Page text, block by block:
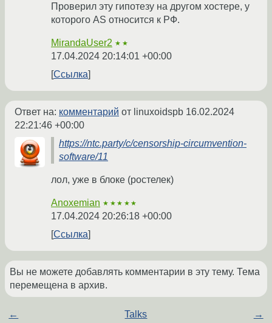
Проверил эту гипотезу на другом хостере, у
которого AS относится к РФ.
MirandaUser2 ★★
17.04.2024 20:14:01 +00:00
Ссылка
Ответ на: комментарий от linuxoidspb 16.02.2024
22:21:46 +00:00
https://ntc.party/c/censorship-circumvention-
software/11
лол, уже в блоке (ростелек)
Anoxemian ★★★★★
17.04.2024 20:26:18 +00:00
Ссылка
Вы не можете добавлять комментарии в эту тему. Тема
перемещена в архив.
← Talks →